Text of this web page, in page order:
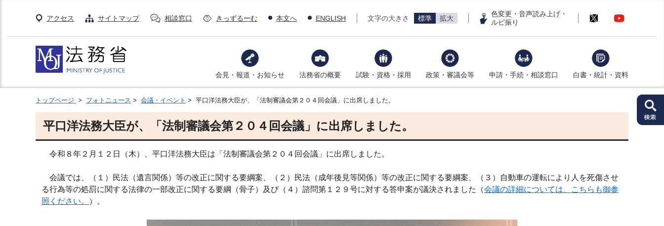
アクセス サイトマップ 相談窓口 きっずるーむ 本文へ ENGLISH 文字の大きさ 標準 拡大
色変更・音声読み上げ・
ルビ振り
会見・報道・お知らせ 法務省の概要 試験・資格・採用 政策・審議会等 申請・手続・相談窓口 白書・統計・資料
トップページ > フォトニュース > 会議・イベント > 平口洋法務大臣が、「法制審議会第２０４回会議」に出席しました。
平口洋法務大臣が、「法制審議会第２０４回会議」に出席しました。
令和８年２月１２日（木）、平口洋法務大臣は「法制審議会第２０４回会議」に出席しました。
会議では、（１）民法（遺言関係）等の改正に関する要綱案、（２）民法（成年後見等関係）等の改正に関する要綱案、（３）自動車の運転により人を死傷させ
る行為等の処罰に関する法律の一部改正に関する要綱（骨子）及び（４）諮問第１２９号に対する答申案が議決されました（会議の詳細については、こちらも御参
照ください。
）。